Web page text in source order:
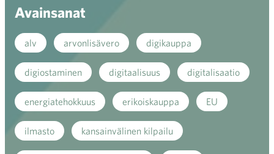
Avainsanat
alv arvonlisävero digikauppa
digiostaminen digitaalisuus digitalisaatio
energiatehokkuus erikoiskauppa EU
ilmasto kansainvälinen kilpailu